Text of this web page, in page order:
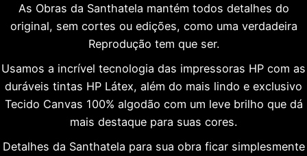
As Obras da Santhatela mantém todos detalhes do
original, sem cortes ou edições, como uma verdadeira
Reprodução tem que ser.
Usamos a incrível tecnologia das impressoras HP com as
duráveis tintas HP Látex, além do mais lindo e exclusivo
Tecido Canvas 100% algodão com um leve brilho que dá
mais destaque para suas cores.
Detalhes da Santhatela para sua obra ficar simplesmente